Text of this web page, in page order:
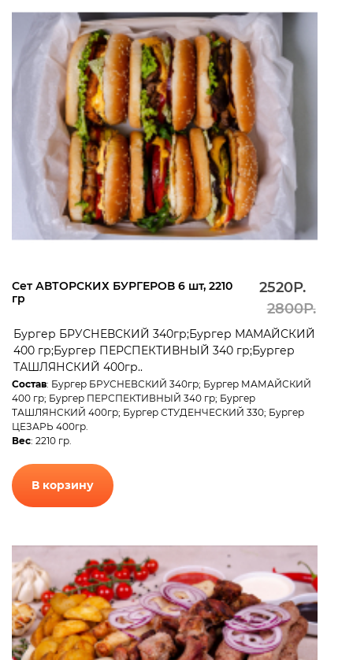
Сет АВТОРСКИХ БУРГЕРОВ 6 шт, 2210
гр
2520Р.
2800Р.
Бургер БРУСНЕВСКИЙ 340гр;Бургер МАМАЙСКИЙ
400 гр;Бургер ПЕРСПЕКТИВНЫЙ 340 гр;Бургер
ТАШЛЯНСКИЙ 400гр..
Состав: Бургер БРУСНЕВСКИЙ 340гр; Бургер МАМАЙСКИЙ
400 гр; Бургер ПЕРСПЕКТИВНЫЙ 340 гр; Бургер
ТАШЛЯНСКИЙ 400гр; Бургер СТУДЕНЧЕСКИЙ 330; Бургер
ЦЕЗАРЬ 400гр.
Вес: 2210 гр.
В корзину